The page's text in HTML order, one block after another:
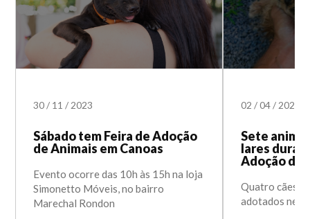
30/ 11/ 2023
Sábado tem Feira de Adoção
de Animais em Canoas
Evento ocorre das 10h às 15h na loja
Simonetto Móveis, no bairro
Marechal Rondon
02/04/ 2023
Sete
lares
Adoção
Quatro cães
adotados